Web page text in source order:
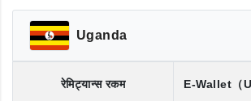
Uganda
रेमिट्यान्स रकम E-Wallet （